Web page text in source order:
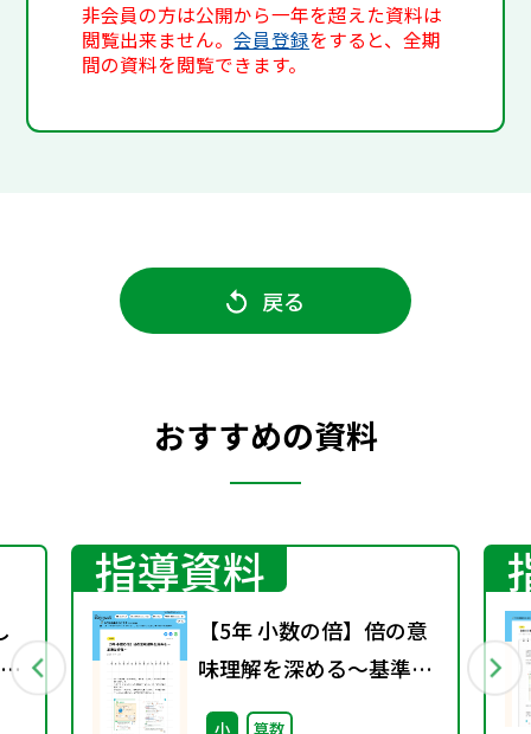
非会員の方は公開から一年を超えた資料は
閲覧出来ません。会員登録をすると、全期
間の資料を閲覧できます。
戻る
おすすめの資料
指導資料
【5年 小数の倍】倍の意
味理解を深める～基準量
変換～
小 算数